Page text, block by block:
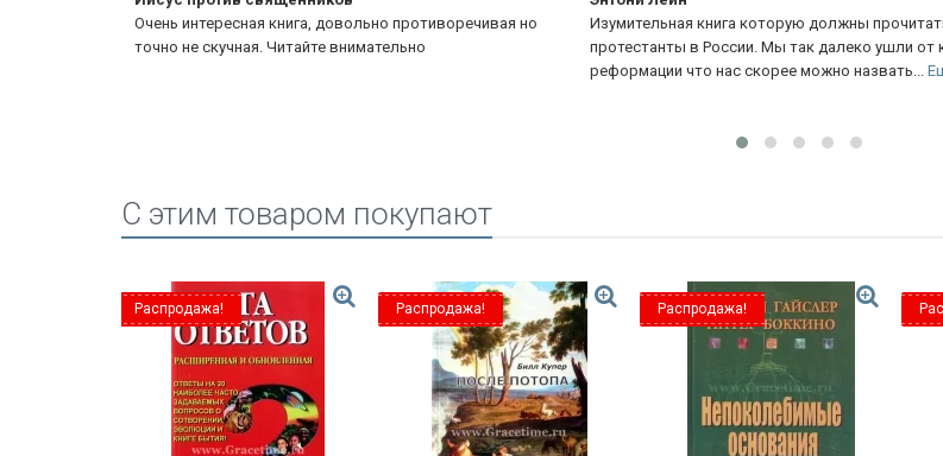
Очень интересная книга, довольно противоречивая но
точно не скучная. Читайте внимательно
Изумительная книга которую должны
протестанты в России. Мы так далеко ушли от
реформации что нас скорее можно назвать...
C этим товаром покупают
Распродажа! Распродажа! Распродажа!